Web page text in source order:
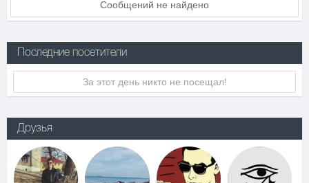
Сообщений не найдено
Последние посетители
За этот день никто не посещал!
Друзья